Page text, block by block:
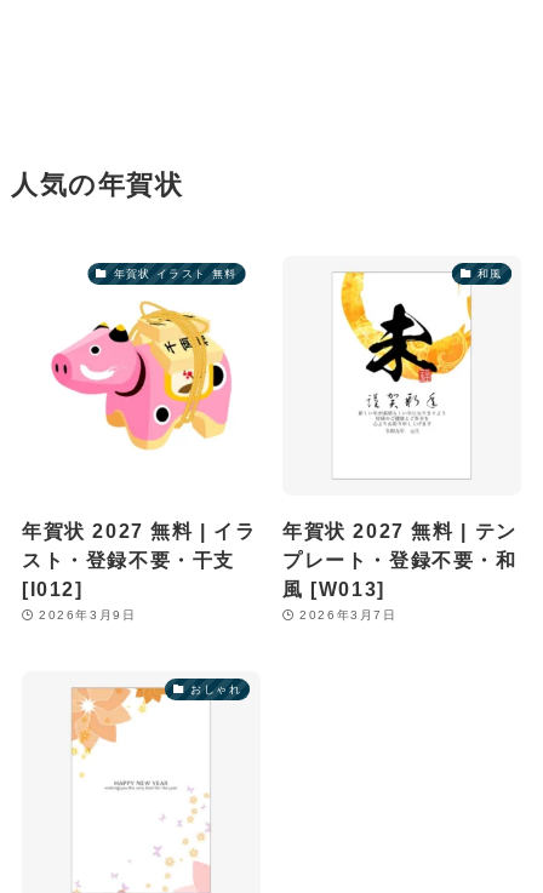
人気の年賀状
年賀状 イラスト 無料
年賀状 2027 無料 | イラ
スト・登録不要・干支
[I012]
2026年3月9日
和風
年賀状 2027 無料 | テン
プレート・登録不要・和
風 [W013]
2026年3月7日
おしゃれ